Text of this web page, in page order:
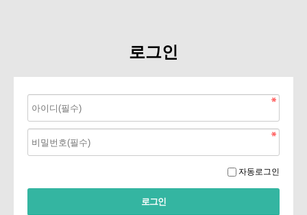
로그인
자동로그인